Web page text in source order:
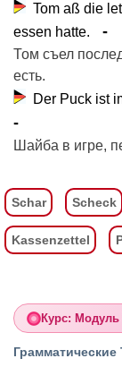
Tom aß die
essen hatte.
Том съел
есть.
Der Puck ist
Шайба в игре,
Schar Scheck
Kassenzettel
Курс: